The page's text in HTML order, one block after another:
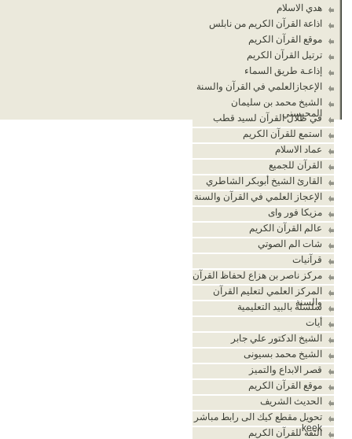
هدي الاسلام
اذاعة القرآن الكريم من نابلس
موقع القرآن الكريم
ترتيل القرآن الكريم
إذاعـة طريق السماء
الإعجازالعلمي في القرآن والسنة
الشيخ محمد بن سليمان
المحيسني
في ظلال القرآن لسيد قطب
استمع للقرآن الكريم
عماد الاسلام
القرآن للجميع
القارئ الشيخ أبوبكر الشاطري
الإعجاز العلمي في القرآن والسنة
مزيكا فور واى
عالم القرآن الكريم
شات الم الصوتي
قرآنيات
مركز ناصر بن هزاع لحفاظ القرآن
المركز العلمي لتعليم القرآن
والسنة
سلسلة بالبيد التعليمية
أيات
الشيخ الدكتور علي جابر
الشيخ محمد بسيونى
قصر الابداع والتميز
موقع القرآن الكريم
الحديث الشريف
تحويل مقطع كيك الى رابط مباشر
keek
الثقة للقرآن الكريم